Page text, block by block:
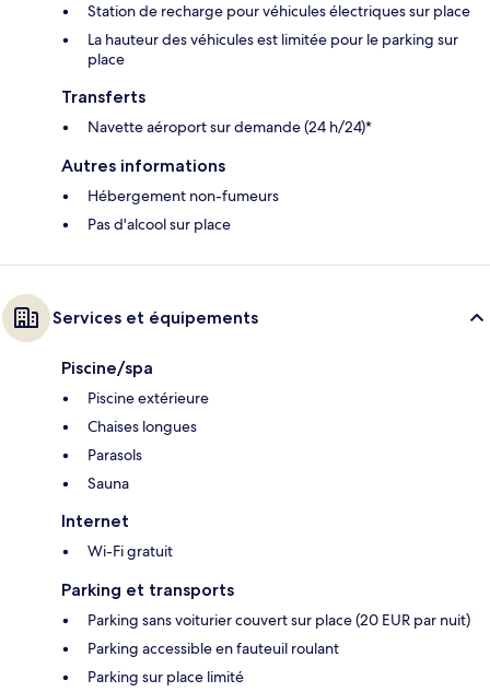
Station de recharge pour véhicules électriques sur place
La hauteur des véhicules est limitée pour le parking sur
place
Transferts
Navette aéroport sur demande (24 h/24)*
Autres informations
Hébergement non-fumeurs
Pas d'alcool sur place
Services et équipements
Piscine/spa
Piscine extérieure
Chaises longues
Parasols
Sauna
Internet
Wi-Fi gratuit
Parking et transports
Parking sans voiturier couvert sur place (20 EUR par nuit)
Parking accessible en fauteuil roulant
Parking sur place limité